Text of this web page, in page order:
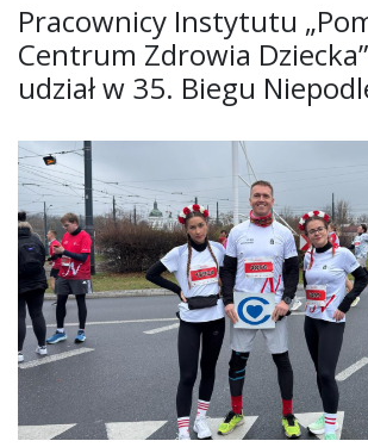
Pracownicy Instytutu
Centrum Zdrowia
udział w 35. Biegu